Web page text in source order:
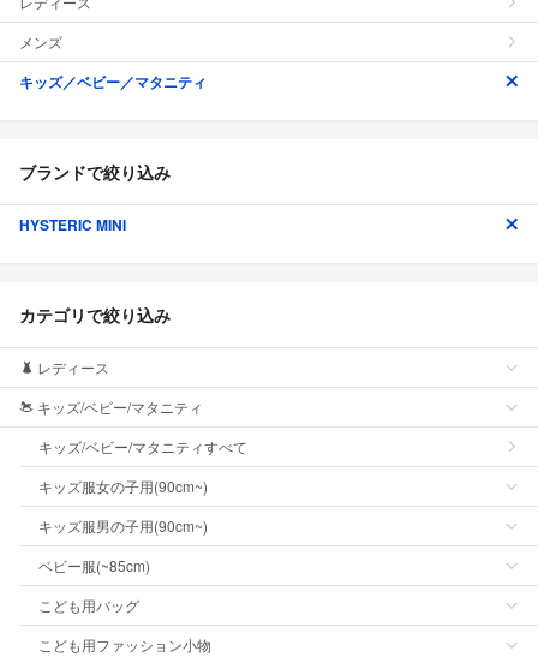
メンズ
キッズ／ベビー／マタニティ
ブランドで絞り込み
HYSTERIC MINI
カテゴリで絞り込み
レディース
キッズ/ベビー/マタニティ
キッズ/ベビー/マタニティすべて
キッズ服女の子用(90cm~)
キッズ服男の子用(90cm~)
ベビー服(~85cm)
こども用バッグ
こども用ファッション小物